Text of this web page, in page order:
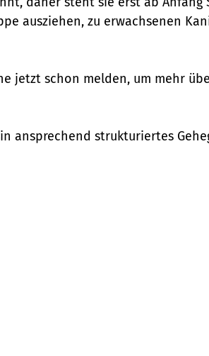
ausziehen, zu erwachsenen
jetzt schon melden, um mehr
strukturiertes